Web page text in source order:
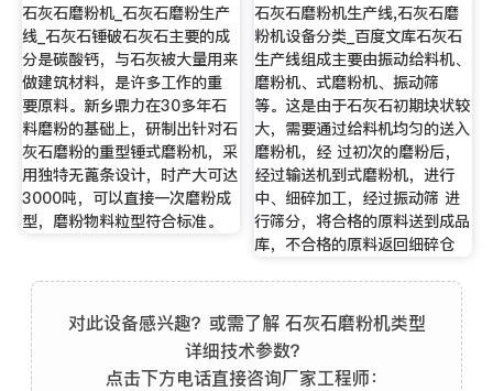
石灰石磨粉机_石灰石磨粉生产
线_石灰石锤破石灰石主要的成
分是碳酸钙，与石灰被大量用来
做建筑材料，是许多工作的重
要原料。新乡鼎力在30多年石
料磨粉的基础上，研制出针对石
灰石磨粉的重型锤式磨粉机，采
用独特无蓖条设计，时产大可达
3000吨，可以直接一次磨粉成
型，磨粉物料粒型符合标准。
石灰石磨粉机生产线,石灰石磨
粉机设备分类_百度文库石灰石
生产线组成主要由振动给料机、
磨粉机、式磨粉机、振动筛
等。这是由于石灰石初期块状较
大，需要通过给料机均匀的送入
磨粉机，经 过初次的磨粉后，
经过输送机到式磨粉机，进行
中、细碎加工，经过振动筛 进
行筛分，将合格的原料送到成品
库，不合格的原料返回细碎仓
对此设备感兴趣？或需了解 石灰石磨粉机类型
详细技术参数？
点击下方电话直接咨询厂家工程师：